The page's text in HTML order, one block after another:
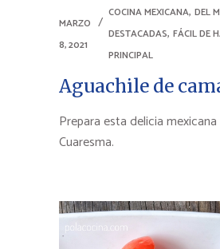
MARZO
8, 2021
COCINA MEXICANA,DEL
DESTACADAS,FÁCIL DE
PRINCIPAL
Aguachile de
Prepara esta delicia
Cuaresma.